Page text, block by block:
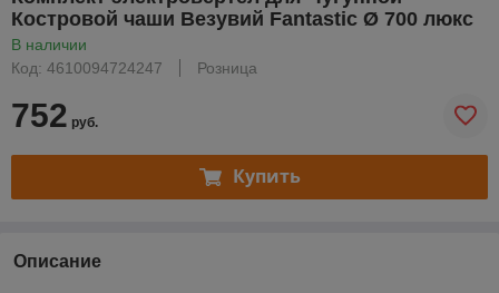
Костровой чаши Везувий Fantastic Ø 700 люкс
В наличии
Код: 4610094724247
Розница
752 руб.
Купить
Описание